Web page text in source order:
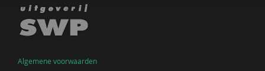
Algemene voorwaarden